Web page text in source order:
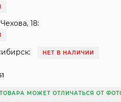
18:
НЕТ В НАЛИЧИИ
МОЖЕТ ОТЛИЧАТЬСЯ ОТ